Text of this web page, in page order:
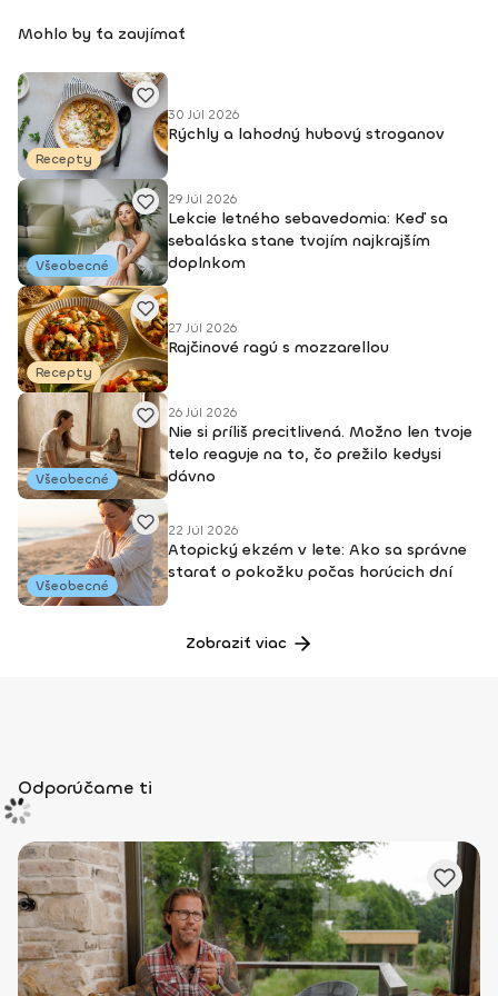
Mohlo by ťa zaujímať
Recepty
30 Júl 2026
Rýchly a lahodný hubový stroganov
Všeobecné
29 Júl 2026
Lekcie letného sebavedomia: Keď sa
sebaláska stane tvojím najkrajším
doplnkom
Recepty
27 Júl 2026
Rajčinové ragú s mozzarellou
Všeobecné
26 Júl 2026
Nie si príliš precitlivená. Možno len tvoje
telo reaguje na to, čo prežilo kedysi
dávno
Všeobecné
22 Júl 2026
Atopický ekzém v lete: Ako sa správne
starať o pokožku počas horúcich dní
Zobraziť viac
Odporúčame ti